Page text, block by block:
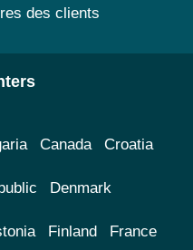
des clients
Canada Croatia
Denmark
Finland France